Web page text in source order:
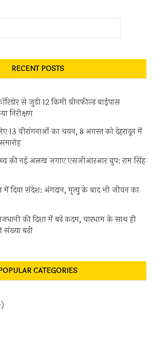
RECENT POSTS
से जुड़ी 12 किमी ग्रीनफील्ड बाईपास
निरीक्षण
13 वीरांगनाओं का चयन, 8 अगस्त को देहरादून में
की नई अलख जगाए एसजीआरआर ग्रुप: राम सिंह
में दिया संदेश: अंगदान, मृत्यु के बाद भी जीवन का
की दिशा में बढ़े कदम, चारधाम के साथ ही
संख्या बढ़ी
CATEGORIES